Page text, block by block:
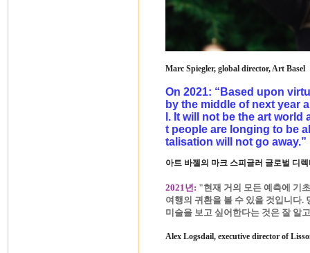
Marc Spiegler, global director, Art Basel
On 2021: “Based upon
by the middle of next year
l. It will not be the art world
t people are longing to be
talisation will not go away.”
아트 바젤의 마크 스피글러 글로벌 디렉
2021년: "현재 거의 모든 예측에 기
여행의 귀환을 볼 수 있을 것입니다.
미술을 보고 싶어한다는 것은 잘 알
Alex Logsdail, executive director of